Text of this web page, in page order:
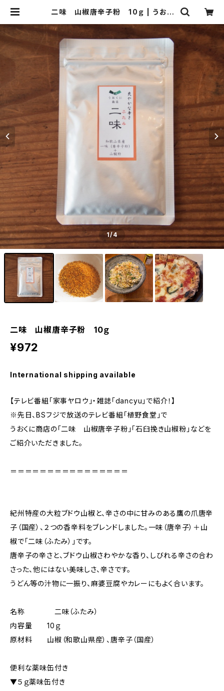
二味 山椒唐辛子粉 10ｇ | うおく
1/4
二味 山椒唐辛子粉 10ｇ
¥972
International shipping available
【テレビ番組「家事ヤロウ」・雑誌「dancyu」で紹介！】
※先日、BSフジで放送のテレビ番組「植野食堂」で
うおくに商店の「二味 山椒唐辛子粉」「石臼挽き山椒粉」などを
ご紹介いただきました。
＝＝＝＝＝＝＝＝＝＝＝＝＝＝＝＝
紀州特産の大粒ブドウ山椒と、辛さの中に甘みのある鷹の爪唐辛
子（国産）、２つの香辛料をブレンドしました。一味（唐辛子）＋山
椒で「二味（ふたみ）」です。
唐辛子の辛さと、ブドウ山椒さわやかな香り、しびれる辛さの合わ
さった、他にはない美味しさ、辛さです。
うどん等の汁物に一振り、麻婆豆腐やカレーにもよく合います。
名称 二味（ふたみ）
内容量 10ｇ
原材料 山椒（和歌山県産）、唐辛子（国産）
便利な薬味缶付き
▼５ｇ薬味缶付き